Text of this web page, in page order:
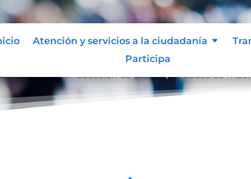
Atención y servicios a la ciudadanía
Participa
de muerte